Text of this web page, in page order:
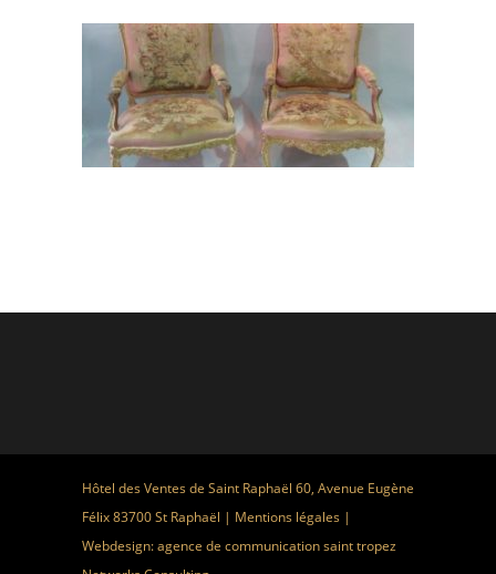
Hôtel des Ventes de Saint Raphaël 60, Avenue Eugène
Félix 83700 St Raphaël | Mentions légales |
Webdesign:agence de communication saint tropez